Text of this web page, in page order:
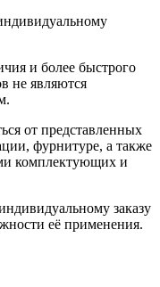
и более быстрого
не являются
от представленных
фурнитуре, а также
комплектующих и
заказу
её применения.